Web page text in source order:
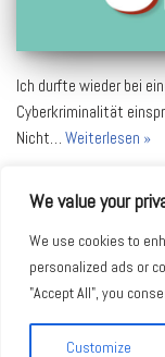
We value your
We use cookies to
personalized ads or
"Accept All", you
Customize
Ich durfte wieder bei
Cyberkriminalität
Nicht… Weiterlesen »
teilen